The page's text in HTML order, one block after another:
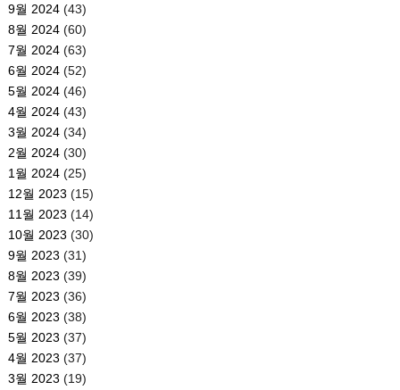
9월 2024(43)
8월 2024(60)
7월 2024(63)
6월 2024(52)
5월 2024(46)
4월 2024(43)
3월 2024(34)
2월 2024(30)
1월 2024(25)
12월 2023 (15)
11월 2023 (14)
10월 2023 (30)
9월 2023 (31)
8월 2023 (39)
7월 2023 (36)
6월 2023 (38)
5월 2023 (37)
4월 2023 (37)
3월 2023 (19)